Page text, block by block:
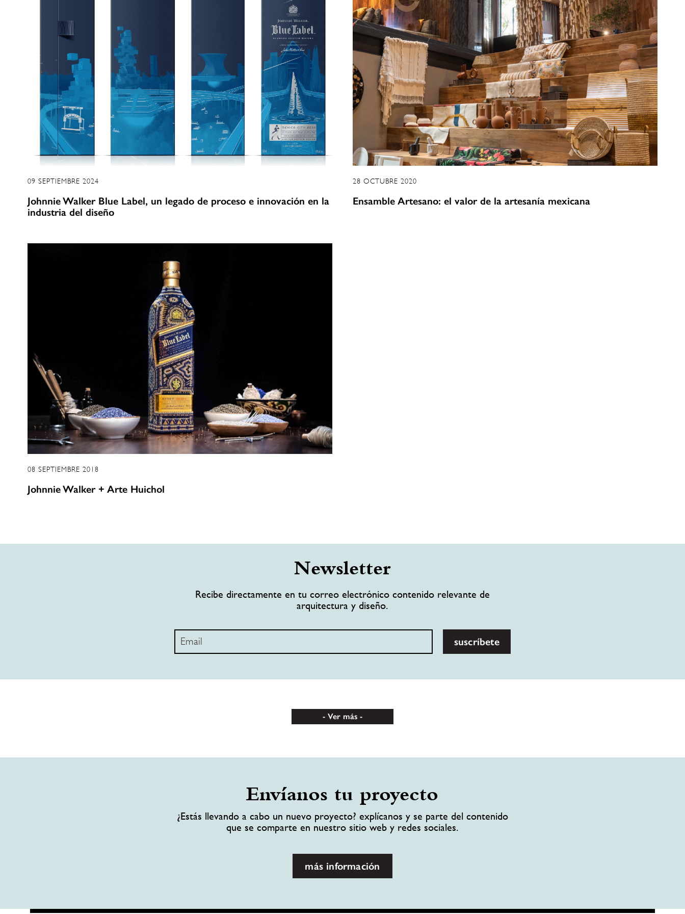
09 SEPTIEMBRE 2024
Johnnie Walker Blue Label, un legado de proceso e innovación en la
industria del diseño
28 OCTUBRE 2020
Ensamble Artesano: el valor de la artesanía mexicana
08 SEPTIEMBRE 2018
Johnnie Walker + Arte Huichol
Newsletter
Recibe directamente en tu correo electrónico contenido relevante de
arquitectura y diseño.
suscríbete
Ver más
Envíanos tu proyecto
¿Estás llevando a cabo un nuevo proyecto? explícanos y se parte del contenido
que se comparte en nuestro sitio web y redes sociales.
más información